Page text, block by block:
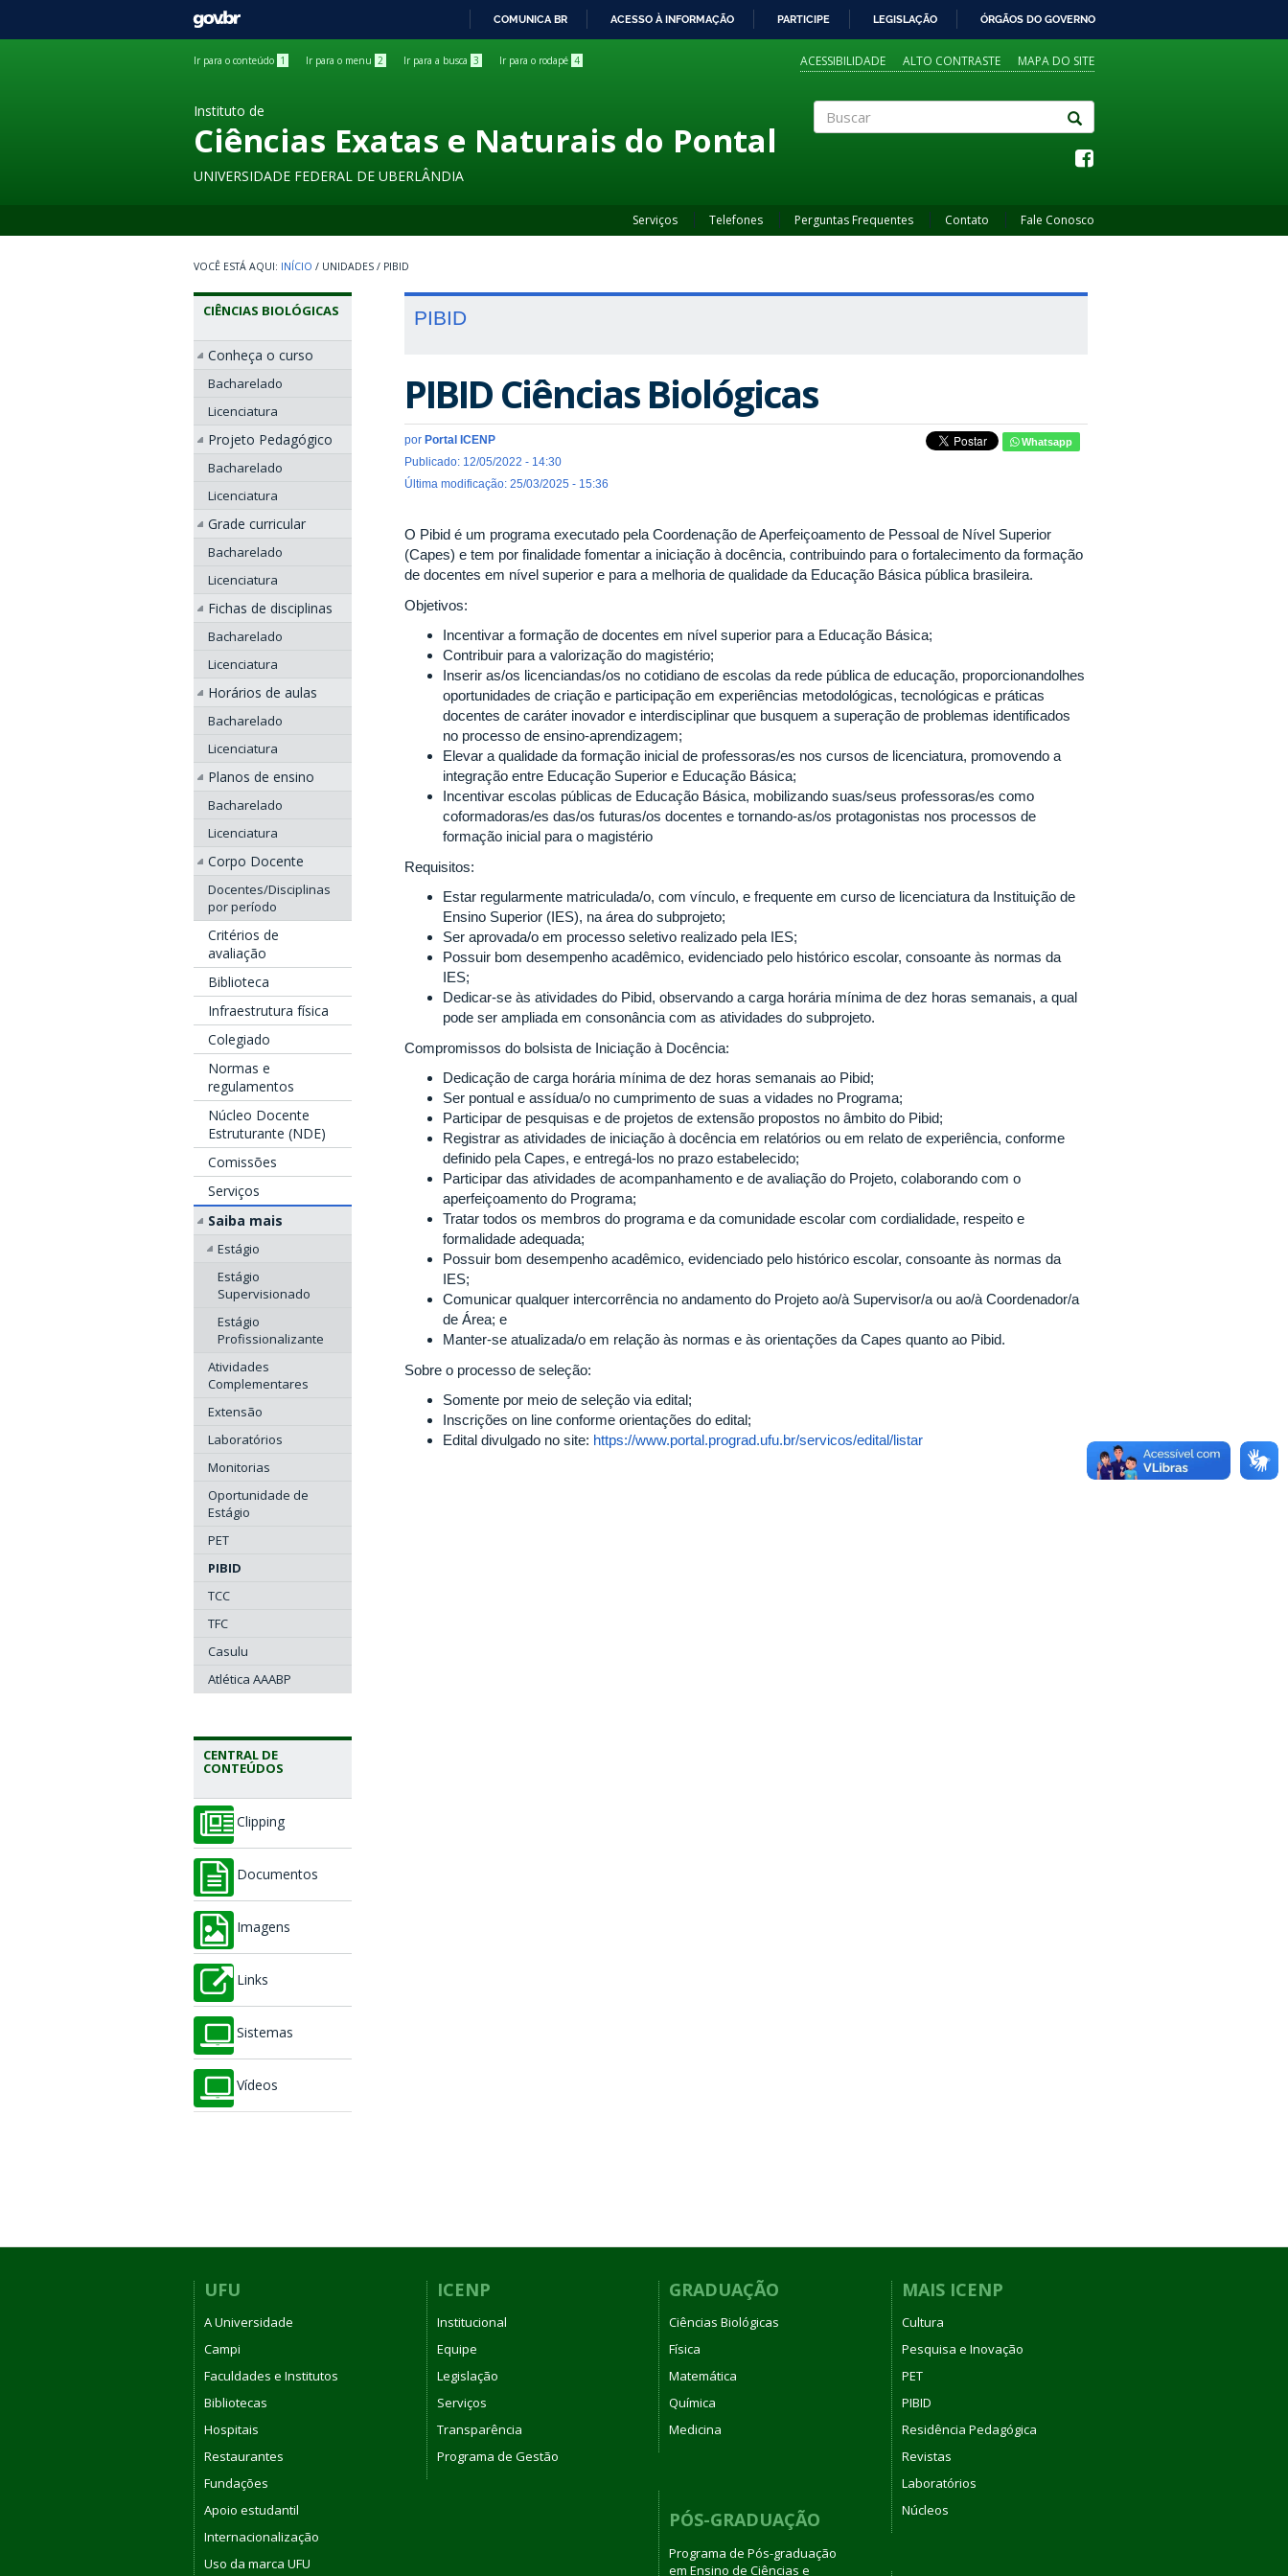
GOVBR
COMUNICA BR ACESSO À INFORMAÇÃO PARTICIPE LEGISLAÇÃO ÓRGÃOS DO GOVERNO
Ir para o conteúdo 1 Ir para o menu 2 Ir para a busca 3 Ir para o rodapé 4 ACESSIBILIDADE ALTO CONTRASTE MAPA DO SITE
Instituto de
Ciências Exatas e Naturais do Pontal
UNIVERSIDADE FEDERAL DE UBERLÂNDIA
Serviços Telefones Perguntas Frequentes Contato Fale Conosco
INÍCIO / UNIDADES / PIBID
CIÊNCIAS BIOLÓGICAS
Conheça o curso
Bacharelado
Licenciatura
Projeto Pedagógico
Bacharelado
Licenciatura
Grade curricular
Bacharelado
Licenciatura
Fichas de disciplinas
Bacharelado
Licenciatura
Horários de aulas
Bacharelado
Licenciatura
Planos de ensino
Bacharelado
Licenciatura
Corpo Docente
Docentes/Disciplinas
por período
Critérios de
avaliação
Biblioteca
Infraestrutura física
Colegiado
Normas e
regulamentos
Núcleo Docente
Estruturante (NDE)
Comissões
Serviços
Saiba mais
Estágio
Estágio
Supervisionado
Estágio
Profissionalizante
Atividades
Complementares
Extensão
Laboratórios
Monitorias
Oportunidade de
Estágio
PET
PIBID
TCC
TFC
Casulu
Atlética AAABP
CENTRAL DE
CONTEÚDOS
Clipping
Documentos
Imagens
Links
Sistemas
Vídeos
PIBID
PIBID Ciências Biológicas
por Portal ICENP
Publicado: 12/05/2022 - 14:30
Última modificação: 25/03/2025 - 15:36
Whatsapp
O Pibid é um programa executado pela Coordenação de Aperfeiçoamento de Pessoal de Nível Superior
(Capes) e tem por finalidade fomentar a iniciação à docência, contribuindo para o fortalecimento da formação
de docentes em nível superior e para a melhoria de qualidade da Educação Básica pública brasileira.
Objetivos:
Incentivar a formação de docentes em nível superior para a Educação Básica;
Contribuir para a valorização do magistério;
Inserir as/os licenciandas/os no cotidiano de escolas da rede pública de educação, proporcionandolhes
oportunidades de criação e participação em experiências metodológicas, tecnológicas e práticas
docentes de caráter inovador e interdisciplinar que busquem a superação de problemas identificados
no processo de ensino-aprendizagem;
Elevar a qualidade da formação inicial de professoras/es nos cursos de licenciatura, promovendo a
integração entre Educação Superior e Educação Básica;
Incentivar escolas públicas de Educação Básica, mobilizando suas/seus professoras/es como
coformadoras/es das/os futuras/os docentes e tornando-as/os protagonistas nos processos de
formação inicial para o magistério
Requisitos:
Estar regularmente matriculada/o, com vínculo, e frequente em curso de licenciatura da Instituição de
Ensino Superior (IES), na área do subprojeto;
Ser aprovada/o em processo seletivo realizado pela IES;
Possuir bom desempenho acadêmico, evidenciado pelo histórico escolar, consoante às normas da
IES;
Dedicar-se às atividades do Pibid, observando a carga horária mínima de dez horas semanais, a qual
pode ser ampliada em consonância com as atividades do subprojeto.
Compromissos do bolsista de Iniciação à Docência:
Dedicação de carga horária mínima de dez horas semanais ao Pibid;
Ser pontual e assídua/o no cumprimento de suas a vidades no Programa;
Participar de pesquisas e de projetos de extensão propostos no âmbito do Pibid;
Registrar as atividades de iniciação à docência em relatórios ou em relato de experiência, conforme
definido pela Capes, e entregá-los no prazo estabelecido;
Participar das atividades de acompanhamento e de avaliação do Projeto, colaborando com o
aperfeiçoamento do Programa;
Tratar todos os membros do programa e da comunidade escolar com cordialidade, respeito e
formalidade adequada;
Possuir bom desempenho acadêmico, evidenciado pelo histórico escolar, consoante às normas da
IES;
Comunicar qualquer intercorrência no andamento do Projeto ao/à Supervisor/a ou ao/à Coordenador/a
de Área; e
Manter-se atualizada/o em relação às normas e às orientações da Capes quanto ao Pibid.
Sobre o processo de seleção:
Somente por meio de seleção via edital;
Inscrições on line conforme orientações do edital;
Edital divulgado no site: https://www.portal.prograd.ufu.br/servicos/edital/listar
UFU
A Universidade
Campi
Faculdades e Institutos
Bibliotecas
Hospitais
Restaurantes
Fundações
Apoio estudantil
Internacionalização
Uso da marca UFU
ICENP
Institucional
Equipe
Legislação
Serviços
Transparência
Programa de Gestão
GRADUAÇÃO
Ciências Biológicas
Física
Matemática
Química
Medicina
PÓS-GRADUAÇÃO
Programa de Pós-graduação
em Ensino de Ciências e
MAIS ICENP
Cultura
Pesquisa e Inovação
PET
PIBID
Residência Pedagógica
Revistas
Laboratórios
Núcleos